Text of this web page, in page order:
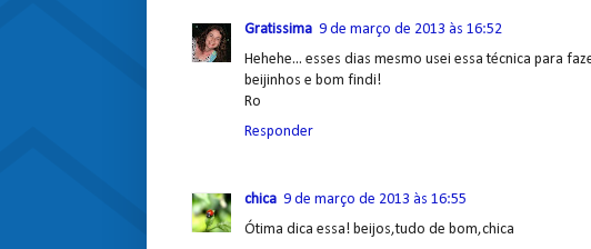
Gratissima 9 de março de 2013 às 16:52
Hehehe... esses dias mesmo usei essa técnica para
beijinhos e bom findi!
Ro
Responder
chica 9 de março de 2013 às 16:55
Ótima dica essa! beijos,tudo de bom,chica